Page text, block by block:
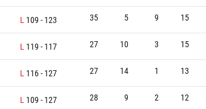
L 109 - 123 35 5 9 15
L 119 - 117 27 10 3 15
L 116- 127 27 14 1 13
L 109 - 127 28 9 2 12